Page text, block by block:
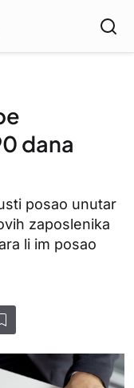
dana
posao unutar
zaposlenika
li im posao